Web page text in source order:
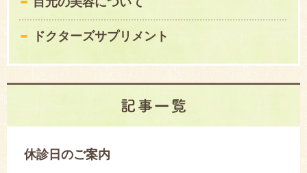
ドクターズサプリメント
休診日のご案内